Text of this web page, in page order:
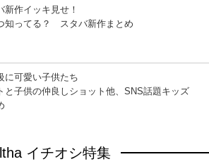
新作イッキ見せ！
知ってる？ スタバ新作まとめ
に可愛い子供たち
と子供の仲良しショット他、SNS話題キッズ
イチオシ特集